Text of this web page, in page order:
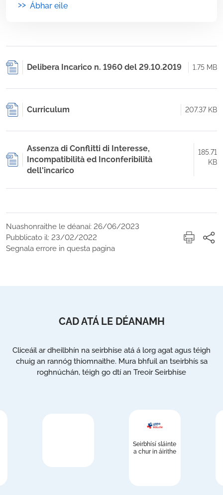
>> Ábhar eile
Delibera Incarico n. 1960 del 29.10.2019 1.75 MB
Curriculum 207.37 KB
Assenza di Conflitti di Interesse,
Incompatibilità ed Inconferibilità
dell'incarico
185.71
KB
Nuashonraithe le déanaí: 26/06/2023
Pubblicato il: 23/02/2022
Segnala errore in questa pagina
CAD ATÁ LE DÉANAMH
Cliceáil ar dheilbhín na seirbhíse atá á lorg agat agus téigh
chuig an rannóg thiomnaithe. Mura bhfuil an tseirbhís sa
roghnúchán, téigh go dtí an Treoir Seirbhíse
Seirbhísí sláinte
a chur in áirithe